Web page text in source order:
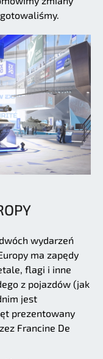
wydarzeń
ma zapędy
flagi i inne
z pojazdów (jak
jest
prezentowany
Francine De